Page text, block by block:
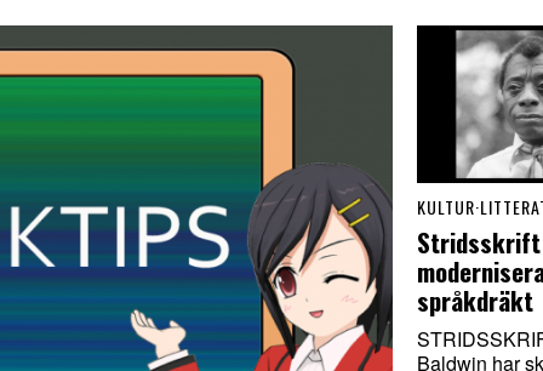
KULTUR·
språkdräkt
Baldwin har